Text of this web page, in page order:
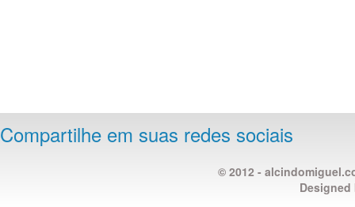
Compartilhe em suas redes sociais
© 2012 -